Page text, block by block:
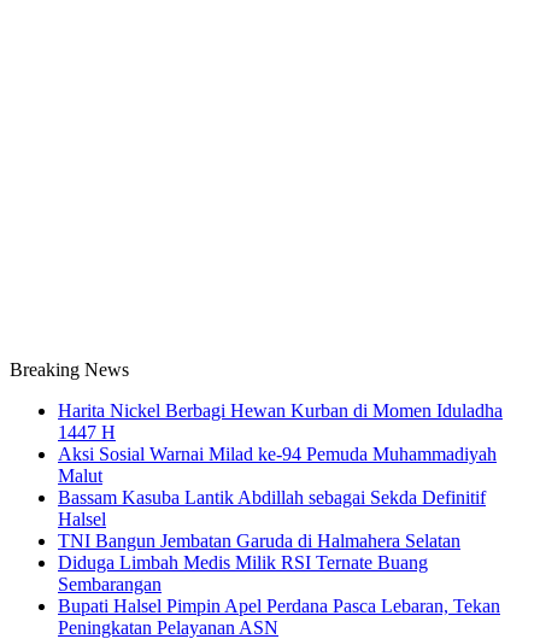
Breaking News
Harita Nickel Berbagi Hewan Kurban di Momen Iduladha
1447 H
Aksi Sosial Warnai Milad ke-94 Pemuda Muhammadiyah
Malut
Bassam Kasuba Lantik Abdillah sebagai Sekda Definitif
Halsel
TNI Bangun Jembatan Garuda di Halmahera Selatan
Diduga Limbah Medis Milik RSI Ternate Buang
Sembarangan
Bupati Halsel Pimpin Apel Perdana Pasca Lebaran, Tekan
Peningkatan Pelayanan ASN